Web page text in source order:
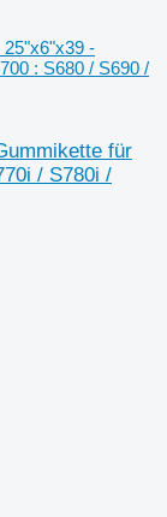
-
: S680 / S690 /
für
/ S780i /